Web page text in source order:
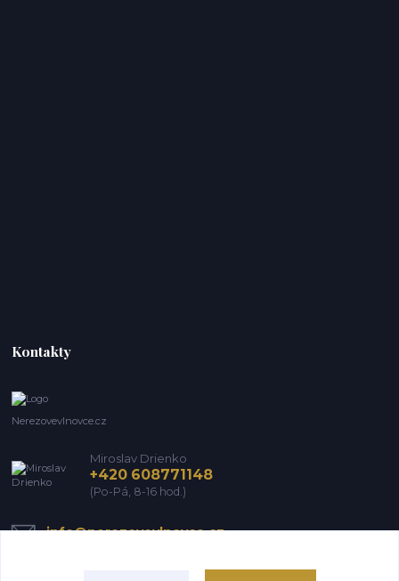
Kontakty
Nerezovevlnovce.cz
Miroslav Drienko
+420 608771148
(Po-Pá, 8-16 hod.)
info@nerezovevlnovce.cz